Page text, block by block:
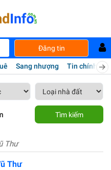
Đăng tin
Sang nhượng Tin chính chủ
Tìm kiếm
Thư
Thư